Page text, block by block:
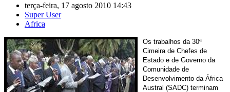
terça-feira, 17 agosto 2010 14:43
Super User
Africa
Os trabalhos da 30ª
Cimeira de Chefes de
Estado e de Governo da
Comunidade de
Desenvolvimento da África
Austral (SADC) terminam